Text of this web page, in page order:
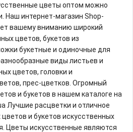
цветы оптом можно
Наш интернет-магазин Shop-
вашему вниманию широкий
цветов, букетов из
букетные и одиночные для
виды листьев и
цветов, головки и
прес-цветков. Огромный
и букетов в нашем каталоге на
Лучшие расцветки и отличное
и букетов искусственных
Цветы искусственные являются